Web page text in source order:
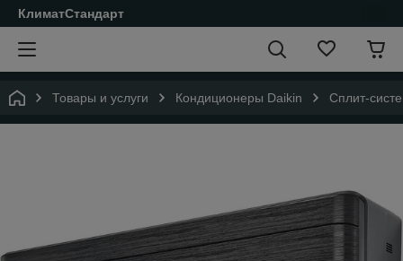
КлиматСтандарт
Товары и услуги Кондиционеры Daikin Сплит-